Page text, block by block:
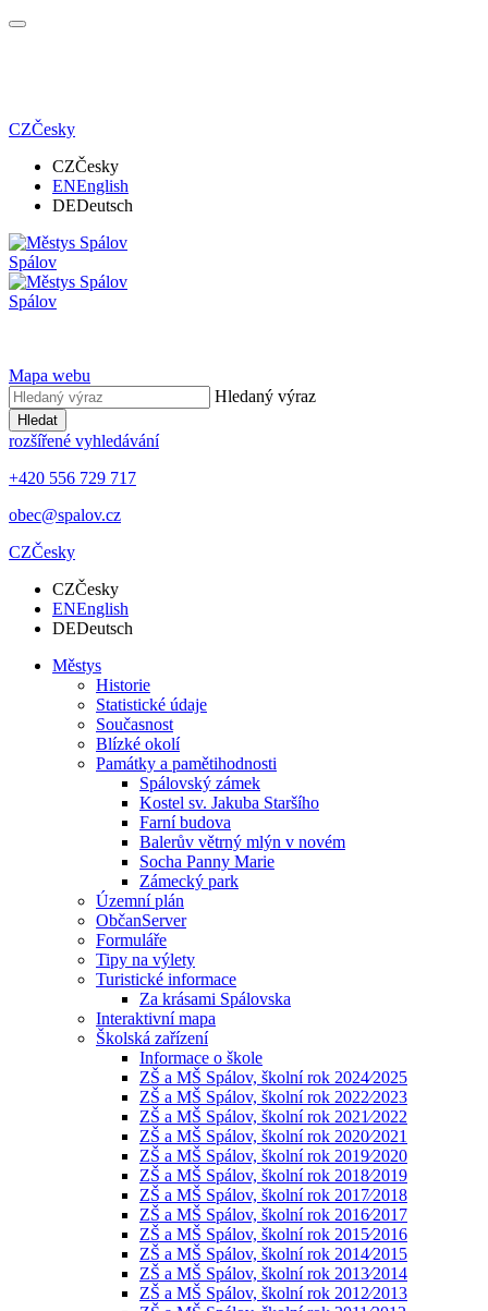
CZČesky
CZČesky
ENEnglish
DEDeutsch
Spálov
Spálov
Mapa webu
Hledaný výraz
Hledat
rozšířené vyhledávání
+420 556 729 717
obec@spalov.cz
CZČesky
CZČesky
ENEnglish
DEDeutsch
Městys
Historie
Statistické údaje
Současnost
Blízké okolí
Památky a pamětihodnosti
Spálovský zámek
Kostel sv. Jakuba Staršího
Farní budova
Balerův větrný mlýn v novém
Socha Panny Marie
Zámecký park
Územní plán
ObčanServer
Formuláře
Tipy na výlety
Turistické informace
Za krásami Spálovska
Interaktivní mapa
Školská zařízení
Informace o škole
ZŠ a MŠ Spálov, školní rok 2024⁄2025
ZŠ a MŠ Spálov, školní rok 2022⁄2023
ZŠ a MŠ Spálov, školní rok 2021⁄2022
ZŠ a MŠ Spálov, školní rok 2020⁄2021
ZŠ a MŠ Spálov, školní rok 2019⁄2020
ZŠ a MŠ Spálov, školní rok 2018⁄2019
ZŠ a MŠ Spálov, školní rok 2017⁄2018
ZŠ a MŠ Spálov, školní rok 2016⁄2017
ZŠ a MŠ Spálov, školní rok 2015⁄2016
ZŠ a MŠ Spálov, školní rok 2014⁄2015
ZŠ a MŠ Spálov, školní rok 2013⁄2014
ZŠ a MŠ Spálov, školní rok 2012⁄2013